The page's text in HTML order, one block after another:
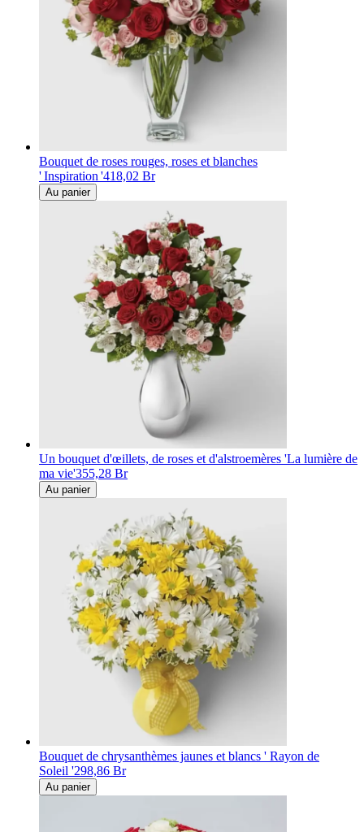
Bouquet de roses rouges, roses et blanches
' Inspiration '418,02 Br
Au panier
Un bouquet d'œillets, de roses et d'alstroemères 'La lumière de
ma vie'355,28 Br
Au panier
Bouquet de chrysanthèmes jaunes et blancs ' Rayon de
Soleil '298,86 Br
Au panier